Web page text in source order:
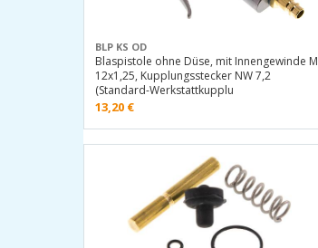
BLP KS OD
Blaspistole ohne Düse, mit Innengewinde M
12x1,25, Kupplungsstecker NW 7,2
(Standard-Werkstattkupplu
13,20 €